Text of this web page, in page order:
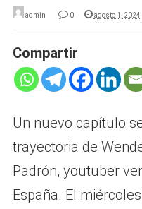
admin 0 agosto 1, 2024
Compartir
Un nuevo capítulo
trayectoria de
Padrón, youtuber
España. El